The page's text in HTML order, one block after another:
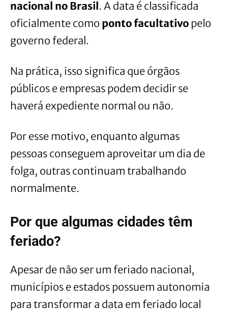
nacional no Brasil. A data é classificada
oficialmente como ponto facultativo pelo
governo federal.
Na prática, isso significa que órgãos
públicos e empresas podem decidir se
haverá expediente normal ou não.
Por esse motivo, enquanto algumas
pessoas conseguem aproveitar um dia de
folga, outras continuam trabalhando
normalmente.
Por que algumas cidades têm
feriado?
Apesar de não ser um feriado nacional,
municípios e estados possuem autonomia
para transformar a data em feriado local